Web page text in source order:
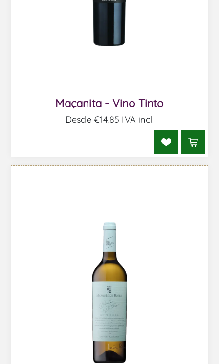
Maçanita - Vino Tinto
Desde €14,85 IVA incl.